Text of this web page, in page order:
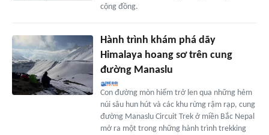
cộng đồng.
Hành trình khám phá dãy
Himalaya hoang sơ trên cung
đường Manaslu
Con đường mòn hiểm trở len qua những hẻm
núi sâu hun hút và các khu rừng rậm rạp, cung
đường Manaslu Circuit Trek ở miền Bắc Nepal
mở ra một trong những hành trình trekking